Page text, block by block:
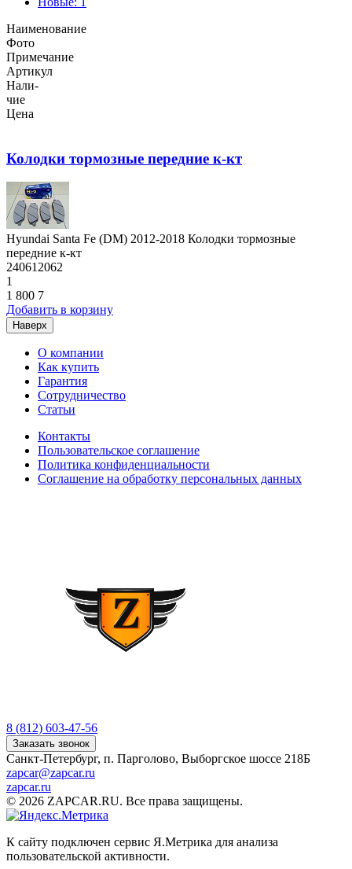
Наименование
Фото
Примечание
Артикул
Нали-
чие
Цена
Колодки тормозные передние к-кт
Hyundai Santa Fe (DM) 2012-2018 Колодки тормозные
передние к-кт
240612062
1
1 800 7
Добавить в корзину
Наверх
О компании
Как купить
Гарантия
Сотрудничество
Статьи
Контакты
Пользовательское соглашение
Политика конфиденциальности
Соглашение на обработку персональных данных
8 (812) 603-47-56
Заказать звонок
Санкт-Петербург, п. Парголово, Выборгское шоссе 218Б
zapcar@zapcar.ru
zapcar.ru
© 2026 ZAPCAR.RU. Все права защищены.
К сайту подключен сервис Я.Метрика для анализа
пользовательской активности.